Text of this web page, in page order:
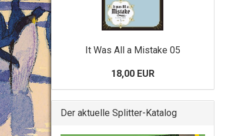
It Was All a Mistake 05
18,00 EUR
Der aktuelle Splitter-Katalog